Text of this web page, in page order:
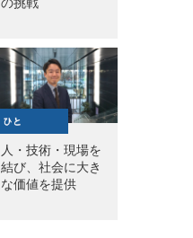
人・技術・現場を
結び、社会に大き
な価値を提供